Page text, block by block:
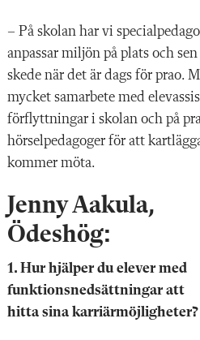
– På skolan har vi
anpassar miljön på plats och
skede när det är dags för prao.
mycket samarbete med
förflyttningar i skolan och på
hörselpedagoger för att
kommer möta.
Jenny Aakula,
Ödeshög:
1. Hur hjälper du elever med
funktionsnedsättningar att
hitta sina karriärmöjligheter?